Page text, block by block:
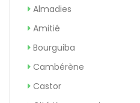
Almadies
Amitié
Bourguiba
Cambérène
Castor